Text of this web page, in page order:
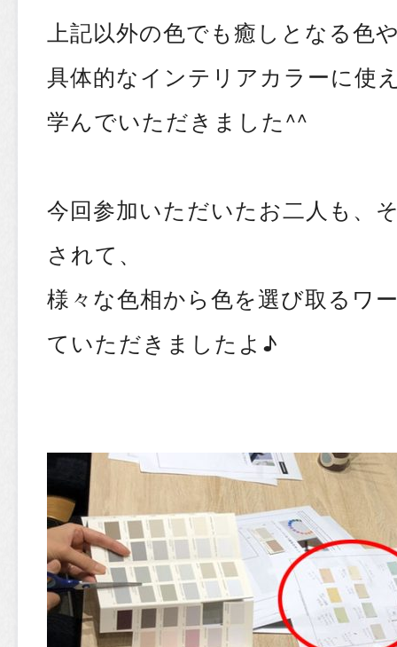
上記以外の色でも癒しとなる色
具体的なインテリアカラーに使
学んでいただきました^^
今回参加いただいたお二人も、
されて、
様々な色相から色を選び取るワ
ていただきましたよ♪